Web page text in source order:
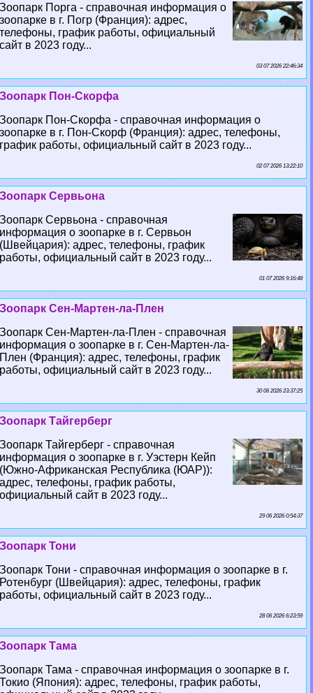
Зоопарк Порга - справочная информация о
зоопарке в г. Погр (Франция): адрес,
телефоны, график работы, официальный
сайт в 2023 году...
03 07 2026 22:46:34
Зоопарк Пон-Скорфа
Зоопарк Пон-Скорфа - справочная информация о
зоопарке в г. Пон-Скорф (Франция): адрес, телефоны,
график работы, официальный сайт в 2023 году...
02 07 2026 13:22:10
Зоопарк Сервьона
Зоопарк Сервьона - справочная
информация о зоопарке в г. Сервьон
(Швейцария): адрес, телефоны, график
работы, официальный сайт в 2023 году...
01 07 2026 9:16:48
Зоопарк Сен-Мартен-ла-Плен
Зоопарк Сен-Мартен-ла-Плен - справочная
информация о зоопарке в г. Сен-Мартен-ла-
Плен (Франция): адрес, телефоны, график
работы, официальный сайт в 2023 году...
30 06 2026 23:37:25
Зоопарк Тайгерберг
Зоопарк Тайгерберг - справочная
информация о зоопарке в г. Уэстерн Кейп
(Южно-Африканская Республика (ЮАР)):
адрес, телефоны, график работы,
официальный сайт в 2023 году...
29 06 2026 0:54:37
Зоопарк Тони
Зоопарк Тони - справочная информация о зоопарке в г.
Ротенбург (Швейцария): адрес, телефоны, график
работы, официальный сайт в 2023 году...
28 06 2026 6:23:59
Зоопарк Тама
Зоопарк Тама - справочная информация о зоопарке в г.
Токио (Япония): адрес, телефоны, график работы,